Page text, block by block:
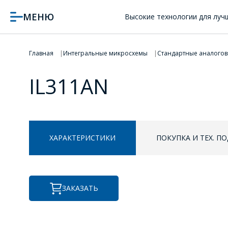
МЕНЮ Высокие технологии для
Главная Интегральные микросхемы Стандартные
IL311AN
ХАРАКТЕРИСТИКИ ПОКУПКА И ТЕХ.
ЗАКАЗАТЬ